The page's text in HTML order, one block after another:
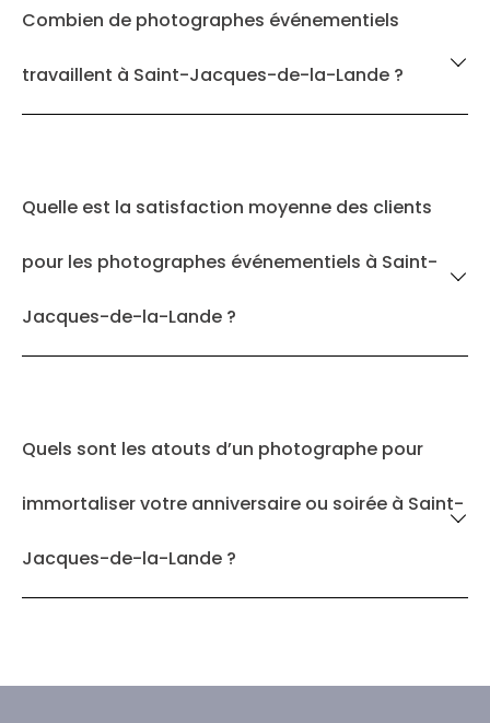
Combien de photographes événementiels
travaillent à Saint-Jacques-de-la-Lande ?
Quelle est la satisfaction moyenne des clients
pour les photographes événementiels à Saint-
Jacques-de-la-Lande ?
Quels sont les atouts d’un photographe pour
immortaliser votre anniversaire ou soirée à Saint-
Jacques-de-la-Lande ?